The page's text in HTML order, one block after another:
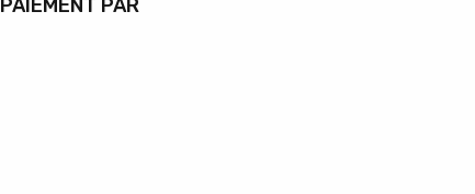
PAIEMENT PAR